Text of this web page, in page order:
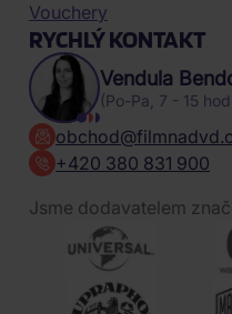
Vouchery
RYCHLÝ KONTAKT
Vendula
(Po-Pa, 7 - 15
+420 380 831 900
Jsme dodavatelem